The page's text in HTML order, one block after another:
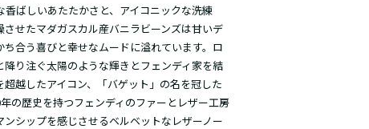
香ばしいあたたかさと、アイコニックな洗練
させたマダガスカル産バニラビーンズは甘いデ
ち合う喜びと幸せなムードに溢れています。ロ
降り注ぐ太陽のような輝きとフェンディ家を結
超越したアイコン、「バゲット」の名を冠した
の歴史を持つフェンディのファーとレザー工房
ンシップを感じさせるベルベットなレザーノー